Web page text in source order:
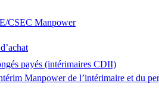
CSEC Manpower
payés (intérimaires CDII)
Manpower de l’intérimaire et du